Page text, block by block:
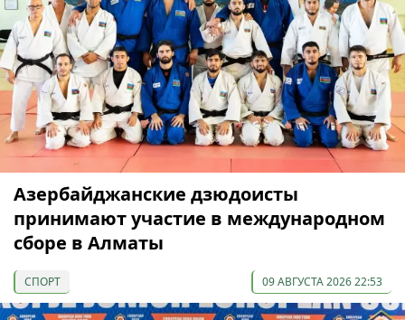
Азербайджанские дзюдоисты
принимают участие в международном
сборе в Алматы
СПОРТ 09 АВГУСТА 2026 22:53